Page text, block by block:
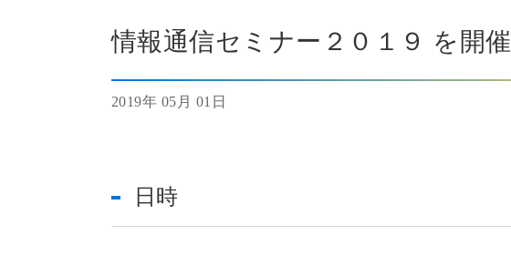
情報通信セミナー２０１９ を開催
2019年 05月 01日
日時